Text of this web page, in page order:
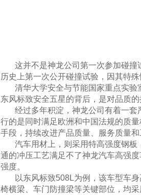
这并不是神龙公司第一次参加碰
历史上第一次公开碰撞试验，因其特殊
清华大学安全与节能国家重点实验
东风标致安全五星的背后，是对品质的
经过多年积淀，神龙公司有着一
行的是同时满足欧洲和中国法规的质
手段，持续改进产品质量、服务质量和
汽车用材上，则采用特高强度钢
通的冲压工艺满足不了神龙汽车高强
强度。
以东风标致508L为例，该车型车
椅横梁、车门防撞梁等关键部位，均